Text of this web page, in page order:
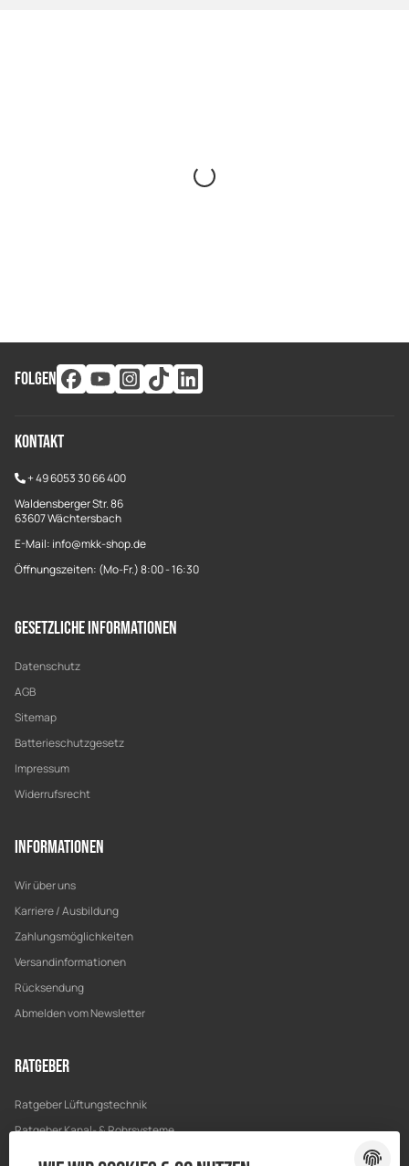
FOLGEN
Kontakt
+49 6053 30 66 400
Waldensberger Str. 86
63607 Wächtersbach
E-Mail: info@mkk-shop.de
Öffnungszeiten: (Mo-Fr.) 8:00 - 16:30
Gesetzliche Informationen
Datenschutz
AGB
Sitemap
Batterieschutzgesetz
Impressum
Widerrufsrecht
Informationen
Wir über uns
Karriere / Ausbildung
Zahlungsmöglichkeiten
Versandinformationen
Rücksendung
Abmelden vom Newsletter
Ratgeber
Ratgeber Lüftungstechnik
Ratgeber Kanal- & Rohrsysteme